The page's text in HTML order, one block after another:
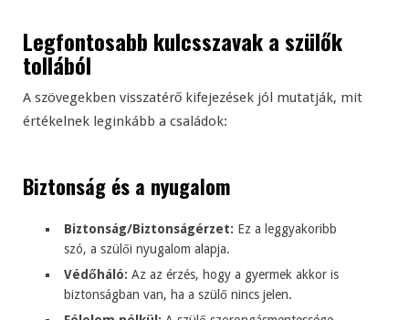
Legfontosabb kulcsszavak a szülők
tollából
A szövegekben visszatérő kifejezések jól mutatják, mit
értékelnek leginkább a családok:
Biztonság és a nyugalom
Biztonság/Biztonságérzet: Ez a leggyakoribb
szó, a szülői nyugalom alapja.
Védőháló: Az az érzés, hogy a gyermek akkor is
biztonságban van, ha a szülő nincs jelen.